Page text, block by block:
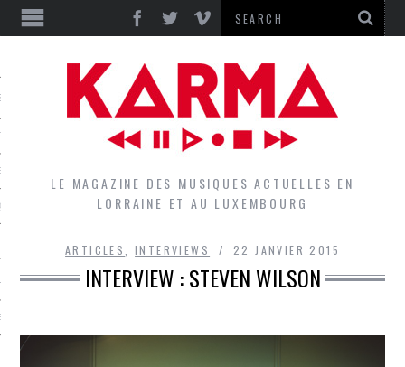
GROUPES DU LOCAL
LE LOCAL DU MAGAZINE
LE MAGAZINE DES MUSIQUES ACTUELLES EN
LORRAINE ET AU LUXEMBOURG
ARTICLES ,INTERVIEWS 22 JANVIER 2015
INTERVIEW : STEVEN WILSON